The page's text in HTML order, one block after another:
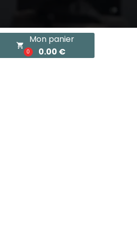
local_grocery_store
0
Mon panier
0.00 €